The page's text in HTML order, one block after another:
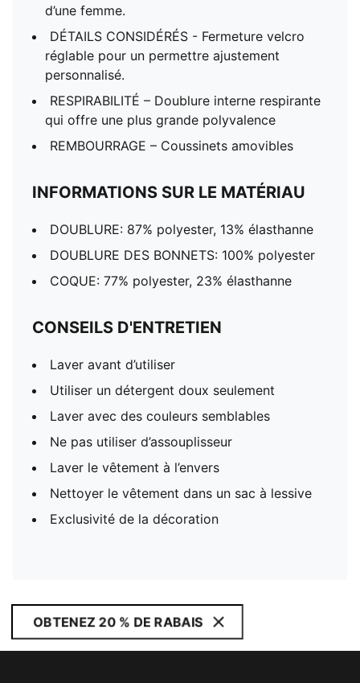
d’une femme.
DÉTAILS CONSIDÉRÉS - Fermeture velcro
réglable pour un permettre ajustement
personnalisé.
RESPIRABILITÉ – Doublure interne respirante
qui offre une plus grande polyvalence
REMBOURRAGE – Coussinets amovibles
INFORMATIONS SUR LE MATÉRIAU
DOUBLURE: 87% polyester, 13% élasthanne
DOUBLURE DES BONNETS: 100% polyester
COQUE: 77% polyester, 23% élasthanne
CONSEILS D'ENTRETIEN
Laver avant d’utiliser
Utiliser un détergent doux seulement
Laver avec des couleurs semblables
Ne pas utiliser d’assouplisseur
Laver le vêtement à l’envers
Nettoyer le vêtement dans un sac à lessive
Exclusivité de la décoration
OBTENEZ 20 % DE RABAIS